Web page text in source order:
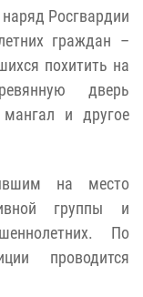
Росгвардии
граждан –
похитить на
дверь
мангал и другое
на место
группы и
По
проводится